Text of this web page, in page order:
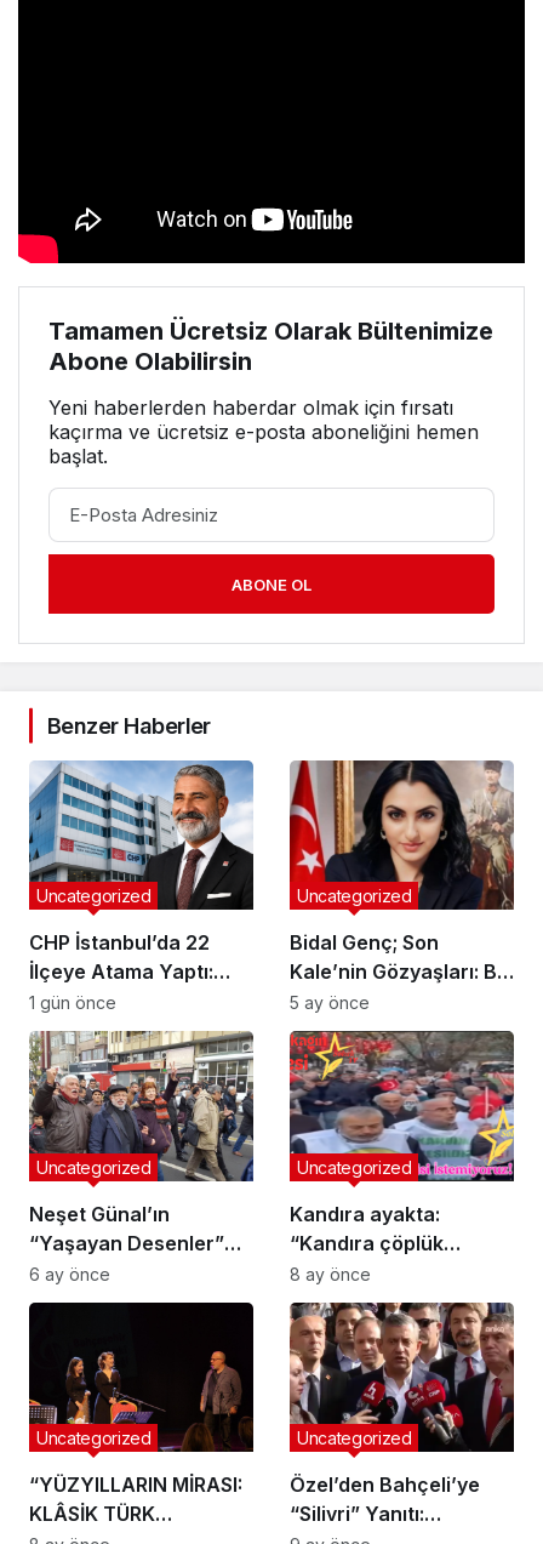
Tamamen Ücretsiz Olarak Bültenimize
Abone Olabilirsin
Yeni haberlerden haberdar olmak için fırsatı
kaçırma ve ücretsiz e-posta aboneliğini hemen
başlat.
ABONE OL
Benzer Haberler
CHP İstanbul’da 22
İlçeye Atama Yaptı:
Tuzla İlçe Başkanlığı’na
Hasan Uzunyayla
Getirildi
Uncategorized
1 gün önce
Bidal Genç; Son
Kale’nin Gözyaşları: Bir
Cumhuriyet
Muhasebesi
Uncategorized
5 ay önce
Neşet Günal’ın
“Yaşayan Desenler”
Sergisi Galeri Selvin’de
Uncategorized
6 ay önce
Kandıra ayakta:
“Kandıra çöplük
değildir!”
Uncategorized
8 ay önce
“YÜZYILLARIN MİRASI:
KLÂSİK TÜRK
Uncategorized
Özel’den Bahçeli’ye
“Silivri” Yanıtı:
Uncategorized